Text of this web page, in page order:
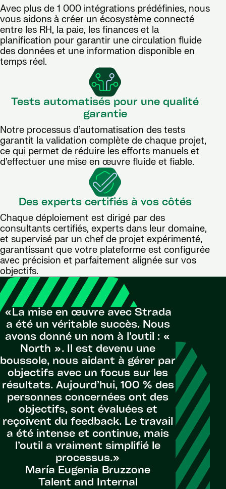
Avec plus de 1 000 intégrations prédéfinies, nous
vous aidons à créer un écosystème connecté
entre les RH, la paie, les finances et la
planification pour garantir une circulation fluide
des données et une information disponible en
temps réel.
Tests automatisés pour une qualité
garantie
Notre processus d’automatisation des tests
garantit la validation complète de chaque projet,
ce qui permet de réduire les efforts manuels et
d’effectuer une mise en œuvre fluide et fiable.
Des experts certifiés à vos côtés
Chaque déploiement est dirigé par des
consultants certifiés, experts dans leur domaine,
et supervisé par un chef de projet expérimenté,
garantissant que votre plateforme est configurée
avec précision et parfaitement alignée sur vos
objectifs.
«La mise en œuvre avec Strada
a été un véritable succès. Nous
avons donné un nom à l’outil : «
North ». Il est devenu une
boussole, nous aidant à gérer par
objectifs avec un focus sur les
résultats. Aujourd’hui, 100 % des
personnes concernées ont des
objectifs, sont évaluées et
reçoivent du feedback. Le travail
a été intense et continue, mais
l’outil a vraiment simplifié le
processus.»
María Eugenia Bruzzone
Talent and Internal
actuels,
tant
White
pour
des
des